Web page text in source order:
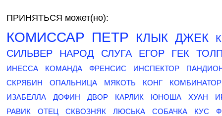
ПРИНЯТЬСЯ может(но):
КОМИССАР ПЕТР КЛЫК ДЖЕК
СИЛЬВЕР
НАРОД СЛУГА ЕГОР ГЕК
ИНЕССА КОМАНДА ФРЕНСИС ИНСПЕКТОР
СКРЯБИН
ОПАЛЬНИЦА МЯКОТЬ КОНГ
КОМБИНАТОР
ИЗАБЕЛЛА
ДОФИН ДВОР КАРЛИК ЮНОША ХУАН
РАВИК
ОТЕЦ СКВОЗНЯК ЛЮСЬКА СОБАЧКА КУС